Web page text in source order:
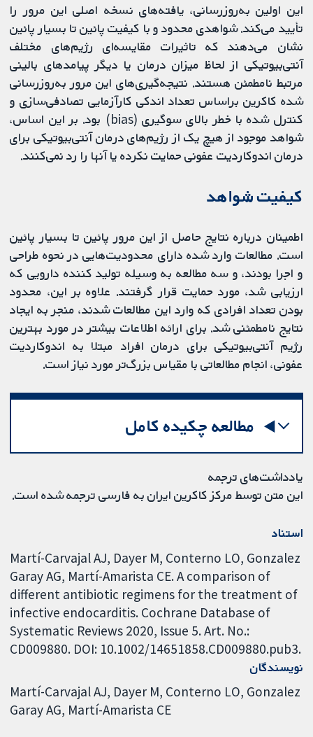
این اولین به‌روزرسانی، یافته‌های نسخه اصلی این مرور را
تأیید می‌کند. شواهدی محدود و با کیفیت پائین تا بسیار پائین
نشان می‌دهند که تاثیرات مقایسه‌ای رژیم‌های مختلف
آنتی‌بیوتیکی از لحاظ میزان درمان یا دیگر پیامدهای بالینی
مرتبط نامطمئن هستند. نتیجه‌گیری‌های این مرور به‌روزرسانی
شده کاکرین براساس تعداد اندکی کارآزمایی تصادفی‌سازی و
کنترل شده با خطر بالای سوگیری (bias) بود. بر این اساس،
شواهد موجود از هیچ‌ یک از رژیم‌های درمان آنتی‌بیوتیکی برای
درمان اندوکاردیت عفونی حمایت نکرده یا آنها را رد نمی‌‎کنند.
کیفیت شواهد
اطمینان درباره نتایج حاصل از این مرور پائین تا بسیار پائین
است. مطالعات وارد شده دارای محدودیت‌هایی در نحوه طراحی
و اجرا بودند، و سه مطالعه به‌ وسیله تولید کننده دارویی که
ارزیابی شد، مورد حمایت قرار گرفتند. علاوه بر این، محدود
بودن تعداد افرادی که وارد این مطالعات شدند، منجر به ایجاد
نتایج نامطمئنی شد. برای ارائه اطلاعات بیشتر در مورد بهترین
رژیم آنتی‌بیوتیکی برای درمان افراد مبتلا به اندوکاردیت
عفونی، انجام مطالعاتی با مقیاس بزرگ‌تر مورد نیاز است.
مطالعه چکیده کامل
یادداشت‌های ترجمه
این متن توسط مرکز کاکرین ایران به فارسی ترجمه شده است.
استناد
Martí-Carvajal AJ, Dayer M, Conterno LO, Gonzalez
Garay AG, Martí-Amarista CE. A comparison of
different antibiotic regimens for the treatment of
infective endocarditis. Cochrane Database of
Systematic Reviews 2020, Issue 5. Art. No.:
CD009880. DOI: 10.1002/14651858.CD009880.pub3.
نویسندگان
Martí-Carvajal AJ Dayer M Conterno LO Gonzalez
Garay AG Martí-Amarista CE